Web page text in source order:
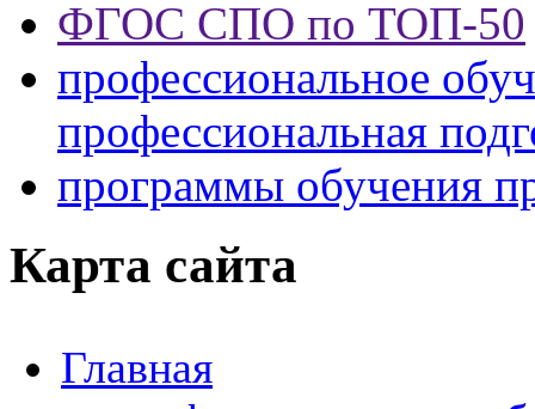
ФГОС СПО по ТОП-50
профессиональное
профессиональная
программы обучения
Карта сайта
Главная